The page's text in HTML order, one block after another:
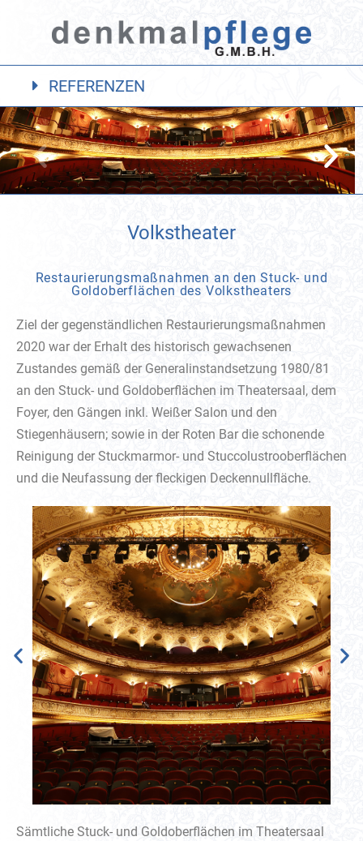
REFERENZEN
Volkstheater
Restaurierungsmaßnahmen an den Stuck- und
Goldoberflächen des Volkstheaters
Ziel der gegenständlichen Restaurierungsmaßnahmen
2020 war der Erhalt des historisch gewachsenen
Zustandes gemäß der Generalinstandsetzung 1980/81
an den Stuck- und Goldoberflächen im Theatersaal, dem
Foyer, den Gängen inkl. Weißer Salon und den
Stiegenhäusern; sowie in der Roten Bar die schonende
Reinigung der Stuckmarmor- und Stuccolustrooberflächen
und die Neufassung der fleckigen Deckennullfläche.
Sämtliche Stuck- und Goldoberflächen im Theatersaal